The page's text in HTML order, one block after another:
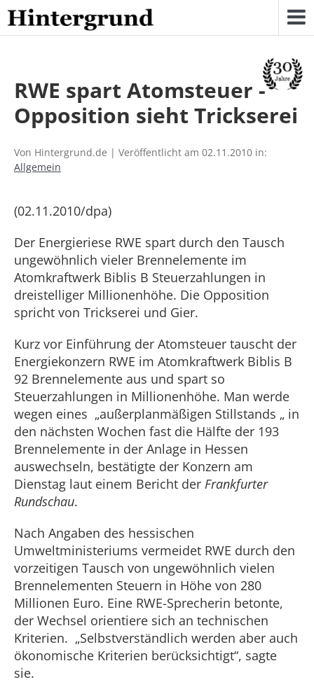
Skip
to
content
RWE spart Atomsteuer -
Opposition sieht Trickserei
Von Hintergrund.de | Veröffentlicht am 02.11.2010 in:
Allgemein
(02.11.2010/dpa)
Der Energieriese RWE spart durch den Tausch
ungewöhnlich vieler Brennelemente im
Atomkraftwerk Biblis B Steuerzahlungen in
dreistelliger Millionenhöhe. Die Opposition
spricht von Trickserei und Gier.
Kurz vor Einführung der Atomsteuer tauscht der
Energiekonzern RWE im Atomkraftwerk Biblis B
92 Brennelemente aus und spart so
Steuerzahlungen in Millionenhöhe. Man werde
wegen eines „außerplanmäßigen Stillstands „ in
den nächsten Wochen fast die Hälfte der 193
Brennelemente in der Anlage in Hessen
auswechseln, bestätigte der Konzern am
Dienstag laut einem Bericht der Frankfurter
Rundschau.
Nach Angaben des hessischen
Umweltministeriums vermeidet RWE durch den
vorzeitigen Tausch von ungewöhnlich vielen
Brennelementen Steuern in Höhe von 280
Millionen Euro. Eine RWE-Sprecherin betonte,
der Wechsel orientiere sich an technischen
Kriterien. „Selbstverständlich werden aber auch
ökonomische Kriterien berücksichtigt“, sagte
sie.